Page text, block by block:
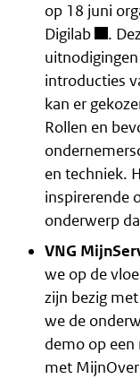
op 18 juni
Digilab
.
introducties
kan er
Rollen en
en techniek.
inspirerende
onderwerp
VNG
we op de
zijn bezig
we de
demo op
met